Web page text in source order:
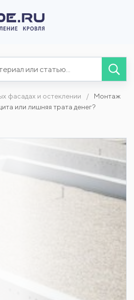
фасадах и остеклении
Монтаж
или лишняя трата денег?